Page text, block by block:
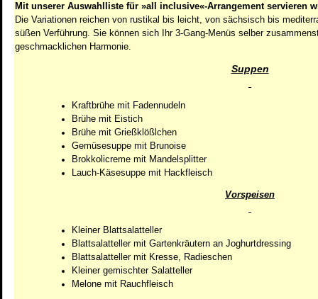
Mit unserer Auswahlliste für »all inclusive«-Arrangement servieren
Die Variationen reichen von rustikal bis leicht, von sächsisch bis
süßen Verführung. Sie können sich Ihr 3-Gang-Menüs selber
geschmacklichen Harmonie.
Suppen
Kraftbrühe mit Fadennudeln
Brühe mit Eistich
Brühe mit Grießklößlchen
Gemüsesuppe mit Brunoise
Brokkolicreme mit Mandelsplitter
Lauch-Käsesuppe mit Hackfleisch
Vorspeisen
Kleiner Blattsalatteller
Blattsalatteller mit Gartenkräutern an Joghurtdressing
Blattsalatteller mit Kresse, Radieschen
Kleiner gemischter Salatteller
Melone mit Rauchfleisch